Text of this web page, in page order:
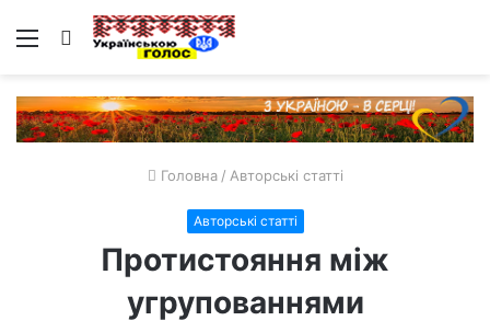
Меню Пошук
Головна / Авторські статті
Авторські статті
Протистояння між
угрупованнями